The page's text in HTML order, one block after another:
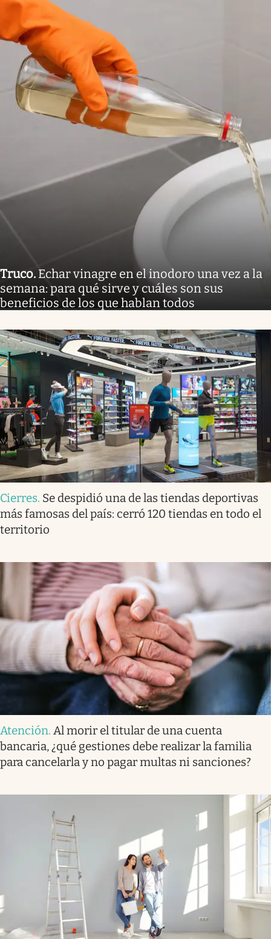
Truco. Echar vinagre en el inodoro una vez a la
semana: para qué sirve y cuáles son sus
beneficios de los que hablan todos
Cierres. Se despidió una de las tiendas deportivas
más famosas del país: cerró 120 tiendas en todo el
territorio
Atención. Al morir el titular de una cuenta
bancaria, ¿qué gestiones debe realizar la familia
para cancelarla y no pagar multas ni sanciones?